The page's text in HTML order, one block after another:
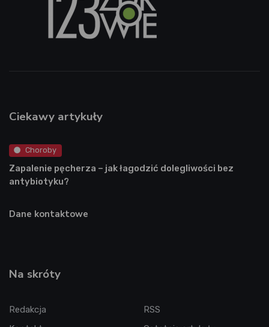
Ciekawy artykuły
Choroby
Zapalenie pęcherza – jak łagodzić dolegliwości bez
antybiotyku?
Dane kontaktowe
Na skróty
Redakcja
RSS